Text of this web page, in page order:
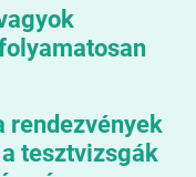
rendezvények
tesztvizsgák